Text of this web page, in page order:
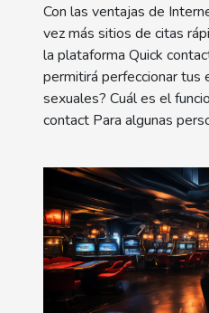
Con las ventajas de
vez más sitios de citas
la plataforma Quick
permitirá perfeccionar tus
sexuales? Cuál es el
contact Para algunas